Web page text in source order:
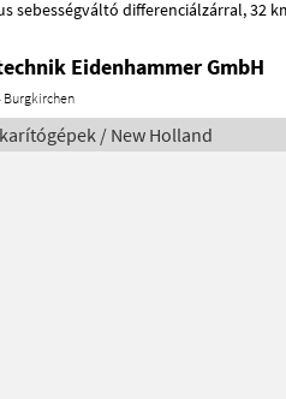
differenciálzárral, 32 km/h - 5
Eidenhammer GmbH
Burgkirchen
/ New Holland